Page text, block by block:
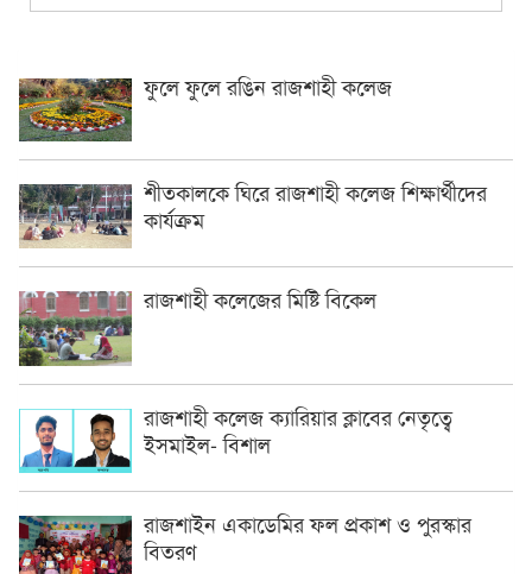
ফুলে ফুলে রঙিন রাজশাহী কলেজ
শীতকালকে ঘিরে রাজশাহী কলেজ শিক্ষার্থীদের
কার্যক্রম
রাজশাহী কলেজের মিষ্টি বিকেল
রাজশাহী কলেজ ক্যারিয়ার ক্লাবের নেতৃত্বে
ইসমাইল- বিশাল
রাজশাইন একাডেমির ফল প্রকাশ ও পুরস্কার
বিতরণ